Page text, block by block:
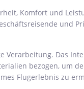
Komfort und
und
Verarbeitung. Das
bezogen, um
Flugerlebnis zu